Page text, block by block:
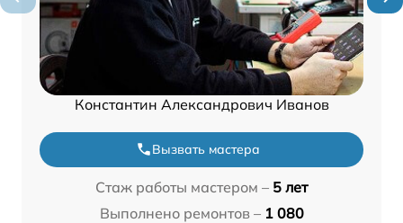
Константин Александрович Иванов
Вызвать мастера
Стаж работы мастером – 5 лет
Выполнено ремонтов – 1 080